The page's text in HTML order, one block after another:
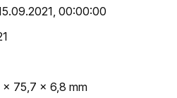
00:00:00
x 75,7 x 6,8 mm